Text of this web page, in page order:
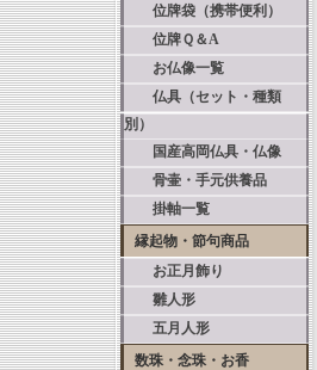
位牌袋（携帯便利）
位牌Ｑ＆A
お仏像一覧
仏具（セット・種類
別）
国産高岡仏具・仏像
骨壷・手元供養品
掛軸一覧
縁起物・節句商品
お正月飾り
雛人形
五月人形
数珠・念珠・お香